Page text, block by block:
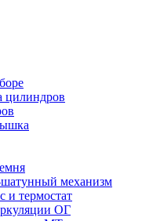
цилиндров
механизм
и термостат
ОГ